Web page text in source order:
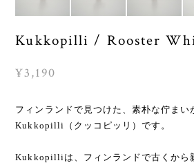
Kukkopilli / Rooster
¥3,190
フィンランドで見つけた、素朴な佇まい
Kukkopilli（クッコピッリ）です。
Kukkopilliは、フィンランドで古くから